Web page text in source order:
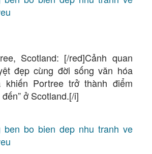
Scotland: [/red]Cảnh quan
đẹp cùng đời sống văn hóa
khiến Portree trở thành điểm
ở Scotland.[/i]